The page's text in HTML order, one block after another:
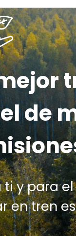
de
ti y para
en tren